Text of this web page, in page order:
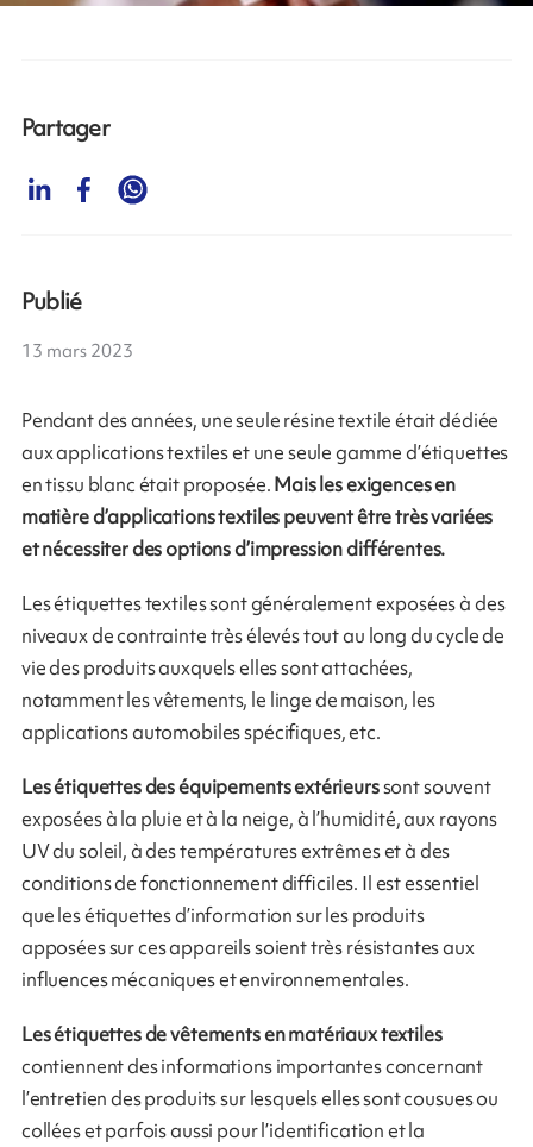
Pendant des années, une seule résine textile était dédiée
aux applications textiles et une seule gamme d’étiquettes
en tissu blanc était proposée.Mais les exigences en
matière d’applications textiles peuvent être très variées
et nécessiter des options d’impression différentes.
Les étiquettes textiles sont généralement exposées à des
niveaux de contrainte très élevés tout au long du cycle de
vie des produits auxquels elles sont attachées,
notamment les vêtements, le linge de maison, les
applications automobiles spécifiques, etc.
Les étiquettes des équipements extérieurssont souvent
exposées à la pluie et à la neige, à l’humidité, aux rayons
UV du soleil, à des températures extrêmes et à des
conditions de fonctionnement difficiles. Il est essentiel
que les étiquettes d’information sur les produits
apposées sur ces appareils soient très résistantes aux
influences mécaniques et environnementales.
Les étiquettes de vêtements en matériaux textiles
contiennent des informations importantes concernant
l’entretien des produits sur lesquels elles sont cousues ou
collées et parfois aussi pour l’identification et la
Partager
Publié
13 mars 2023